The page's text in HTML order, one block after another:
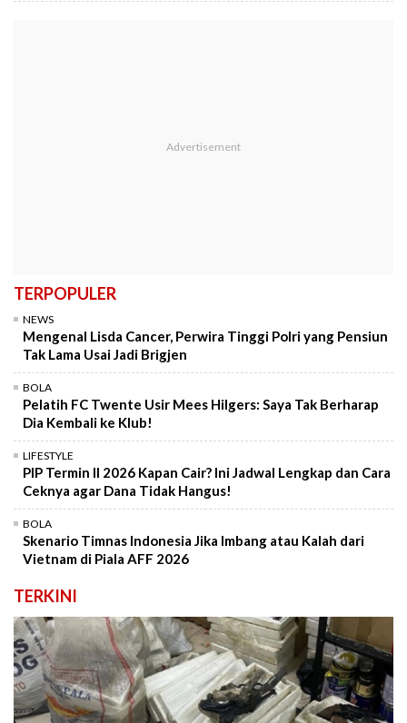
TERPOPULER
NEWS
Mengenal Lisda Cancer, Perwira Tinggi Polri yang Pensiun
Tak Lama Usai Jadi Brigjen
BOLA
Pelatih FC Twente Usir Mees Hilgers: Saya Tak Berharap
Dia Kembali ke Klub!
LIFESTYLE
PIP Termin II 2026 Kapan Cair? Ini Jadwal Lengkap dan Cara
Ceknya agar Dana Tidak Hangus!
BOLA
Skenario Timnas Indonesia Jika Imbang atau Kalah dari
Vietnam di Piala AFF 2026
TERKINI